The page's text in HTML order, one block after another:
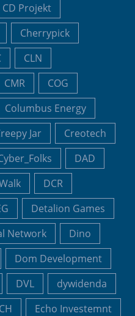
CD Projekt
Cherrypick
CLN
CMR
COG
Columbus Energy
Jar
Creotech
DAD
DCR
Detalion Games
Network
Dino
Dom Development
DVL
dywidenda
Echo Investemnt